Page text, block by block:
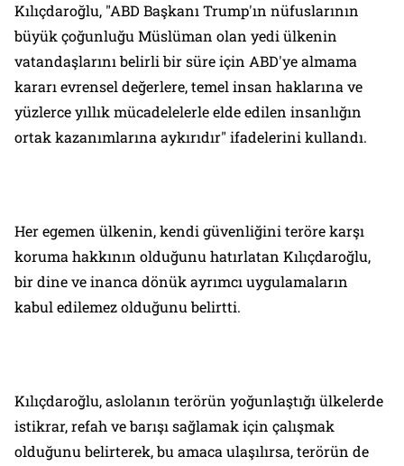
Kılıçdaroğlu, "ABD Başkanı Trump'ın nüfuslarının
büyük çoğunluğu Müslüman olan yedi ülkenin
vatandaşlarını belirli bir süre için ABD'ye almama
kararı evrensel değerlere, temel insan haklarına ve
yüzlerce yıllık mücadelelerle elde edilen insanlığın
ortak kazanımlarına aykırıdır" ifadelerini kullandı.
Her egemen ülkenin, kendi güvenliğini teröre karşı
koruma hakkının olduğunu hatırlatan Kılıçdaroğlu,
bir dine ve inanca dönük ayrımcı uygulamaların
kabul edilemez olduğunu belirtti.
Kılıçdaroğlu, aslolanın terörün yoğunlaştığı ülkelerde
istikrar, refah ve barışı sağlamak için çalışmak
olduğunu belirterek, bu amaca ulaşılırsa, terörün de